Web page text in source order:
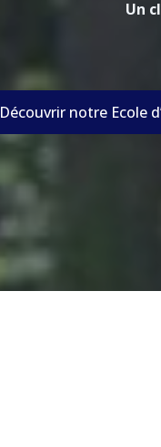
Un
Découvrir notre Ecole